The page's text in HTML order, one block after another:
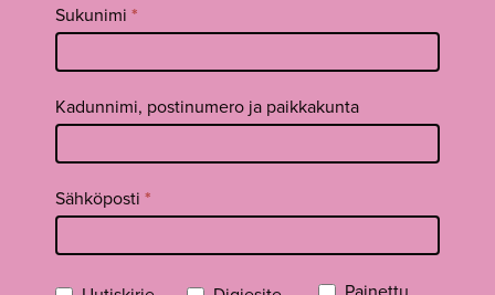
Sukunimi *
Kadunnimi, postinumero ja paikkakunta
Sähköposti *